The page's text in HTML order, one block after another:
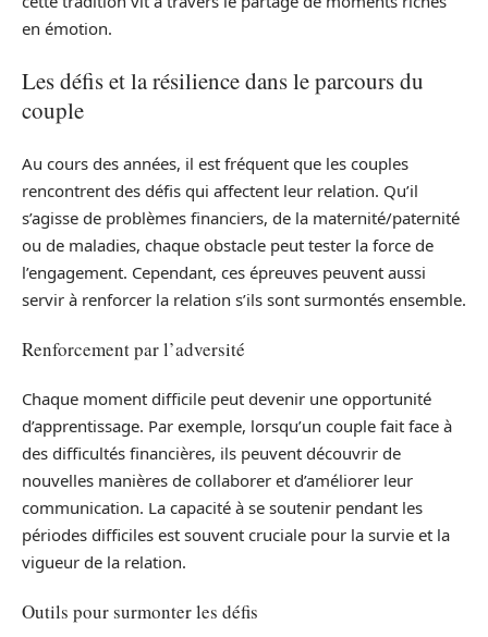
en émotion.
Les défis et la résilience dans le parcours du
couple
Au cours des années, il est fréquent que les couples
rencontrent des défis qui affectent leur relation. Qu’il
s’agisse de problèmes financiers, de la maternité/paternité
ou de maladies, chaque obstacle peut tester la force de
l’engagement. Cependant, ces épreuves peuvent aussi
servir à renforcer la relation s’ils sont surmontés ensemble.
Renforcement par l’adversité
Chaque moment difficile peut devenir une opportunité
d’apprentissage. Par exemple, lorsqu’un couple fait face à
des difficultés financières, ils peuvent découvrir de
nouvelles manières de collaborer et d’améliorer leur
communication. La capacité à se soutenir pendant les
périodes difficiles est souvent cruciale pour la survie et la
vigueur de la relation.
Outils pour surmonter les défis